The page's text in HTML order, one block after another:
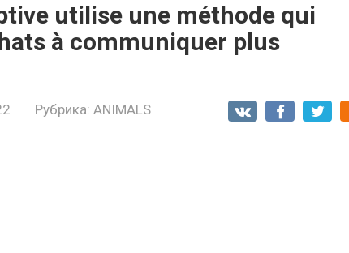
utilise une méthode qui
à communiquer plus
Рубрика: ANIMALS